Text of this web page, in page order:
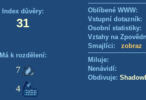
Index důvěry:
31
Má k rozdělení:
7
4
Oblíbené WWW:
Vstupní
Osobní
Vztahy na
Smajlíci: zobraz
Miluje:
Nenávidí:
Obdivuje: